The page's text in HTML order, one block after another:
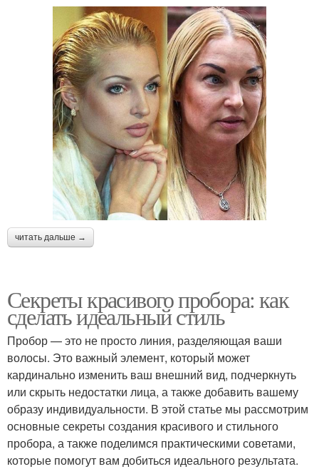
читать дальше →
Секреты красивого пробора: как
сделать идеальный стиль
Пробор — это не просто линия, разделяющая ваши
волосы. Это важный элемент, который может
кардинально изменить ваш внешний вид, подчеркнуть
или скрыть недостатки лица, а также добавить вашему
образу индивидуальности. В этой статье мы рассмотрим
основные секреты создания красивого и стильного
пробора, а также поделимся практическими советами,
которые помогут вам добиться идеального результата.